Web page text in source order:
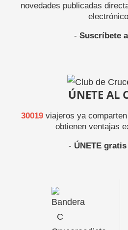
novedades publicadas
- Suscríbete
ÚNETE AL
30019viajeros ya
obtienen ventajas
- ÚNETE